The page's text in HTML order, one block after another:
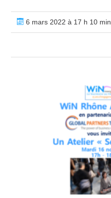
6 mars 2022 à 17 h 10 min